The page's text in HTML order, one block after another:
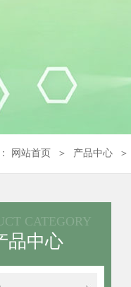
网站首页 ＞ 产品中心 ＞
CATEGORY
品中心